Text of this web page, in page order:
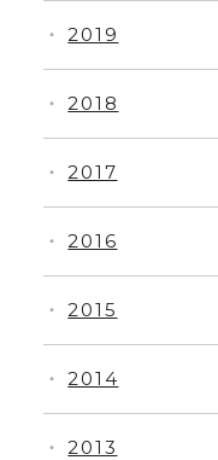
・ 2013
・ 2014
・ 2015
・ 2016
・ 2017
・ 2018
・ 2019